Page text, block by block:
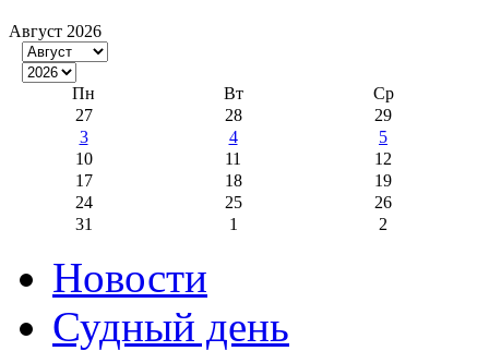
Август 2026
Пн Вт
Ср
27
28
29
3
4
5
10
11
12
17
18
19
24
25
26
31
1 2
Новости
Судный день